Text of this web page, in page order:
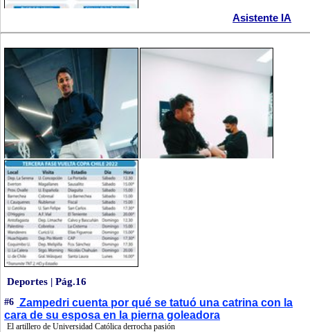
Asistente IA
Deportes | Pág.16
#6 Zampedri cuenta por qué se tatuó una catrina con la
cara de su esposa en la pierna goleadora
El artillero de Universidad Católica derrocha pasión